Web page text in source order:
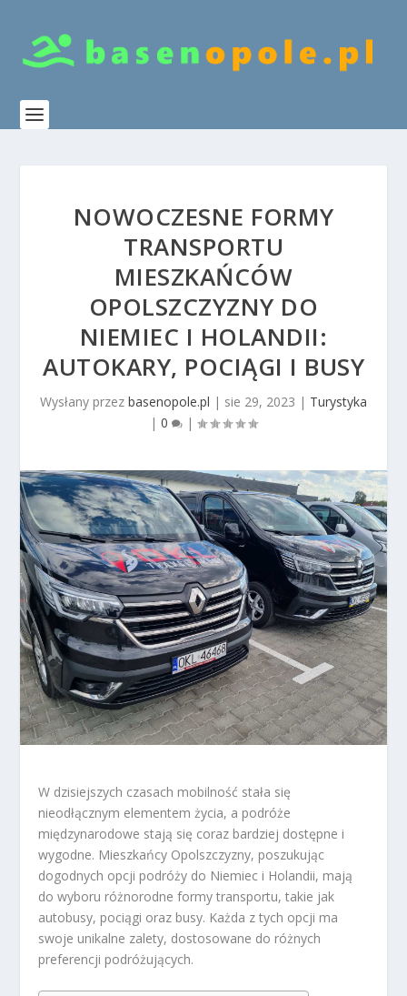
NOWOCZESNE FORMY
TRANSPORTU
MIESZKAŃCÓW
OPOLSZCZYZNY DO
NIEMIEC I HOLANDII:
AUTOKARY, POCIĄGI I BUSY
Wysłany przez basenopole.pl | sie 29, 2023 | Turystyka
| 0 |
W dzisiejszych czasach mobilność stała się
nieodłącznym elementem życia, a podróże
międzynarodowe stają się coraz bardziej dostępne i
wygodne. Mieszkańcy Opolszczyzny, poszukując
dogodnych opcji podróży do Niemiec i Holandii, mają
do wyboru różnorodne formy transportu, takie jak
autobusy, pociągi oraz busy. Każda z tych opcji ma
swoje unikalne zalety, dostosowane do różnych
preferencji podróżujących.